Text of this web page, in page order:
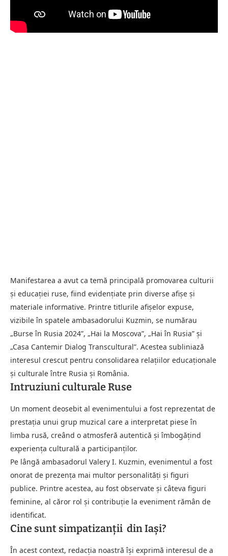
Manifestarea a avut ca temă principală promovarea culturii
și educației ruse, fiind evidențiate prin diverse afișe și
materiale informative. Printre titlurile afișelor expuse,
vizibile în spatele ambasadorului Kuzmin, se numărau
„Burse în Rusia 2024”, „Hai la Moscova”, „Hai în Rusia” și
„Casa Cantemir Dialog Transcultural”. Acestea subliniază
interesul crescut pentru consolidarea relațiilor educaționale
și culturale între Rusia și România.
Intruziuni culturale Ruse
Un moment deosebit al evenimentului a fost reprezentat de
prestația unui grup muzical care a interpretat piese în
limba rusă, creând o atmosferă autentică și îmbogățind
experiența culturală a participanților.
Pe lângă ambasadorul Valery I. Kuzmin, evenimentul a fost
onorat de prezența mai multor personalități și figuri
publice. Printre acestea, au fost observate și câteva figuri
feminine, al căror rol și contribuție la eveniment rămân de
identificat.
Cine sunt simpatizanții din Iași?
În acest context, redacția noastră își exprimă interesul de a